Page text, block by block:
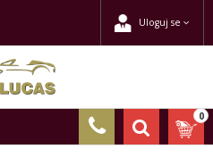
Uloguj se
0